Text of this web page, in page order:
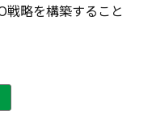
戦略を構築すること